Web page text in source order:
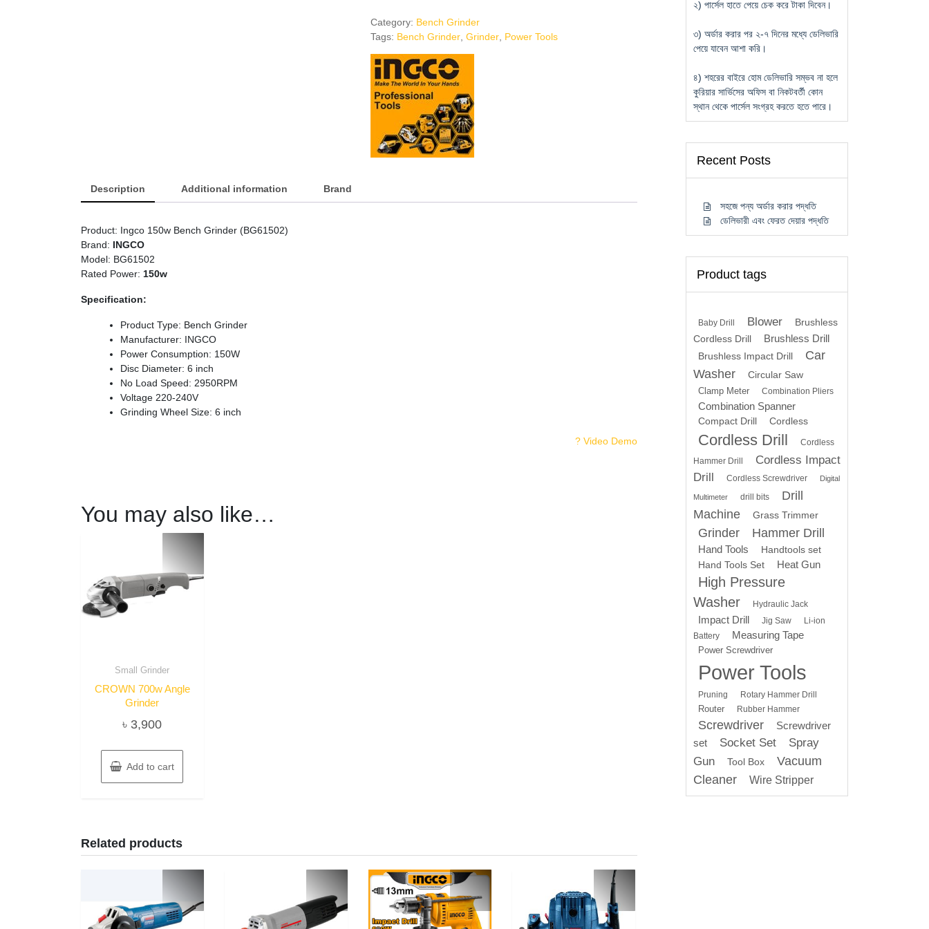
Grinder
quantity
Category: Bench Grinder
Tags: Bench Grinder, Grinder, Power Tools
Description Additional information Brand
Product: Ingco 150w Bench Grinder (BG61502)
Brand: INGCO
Model: BG61502
Rated Power: 150w
Specification:
Product Type: Bench Grinder
Manufacturer: INGCO
Power Consumption: 150W
Disc Diameter: 6 inch
No Load Speed: 2950RPM
Voltage 220-240V
Grinding Wheel Size: 6 inch
? Video Demo
You may also like…
Small Grinder
CROWN 700w Angle
Grinder
৳ 3,900
Add to cart
Related products
২) পার্সেল হাতে পেয়ে চেক করে টাকা দিবেন।
৩) অর্ডার করার পর ২-৭ দিনের মধ্যে ডেলিভারি
পেয়ে যাবেন আশা করি।
৪) শহরের বাইরে হোম ডেলিভারি সম্ভব না হলে
কুরিয়ার সার্ভিসের অফিস বা নিকটবর্তী কোন
স্থান থেকে পার্সেল সংগ্রহ করতে হতে পারে।
Recent Posts
সহজে পন্য অর্ডার করার পদ্ধতি
ডেলিভারী এবং ফেরত দেয়ার পদ্ধতি
Product tags
Baby Drill Blower
Brushless
Cordless Drill
Brushless Drill
Brushless Impact Drill
Car
Washer
Circular Saw
Clamp Meter
Combination Pliers
Combination Spanner
Compact Drill Cordless
Cordless Drill
Cordless
Hammer Drill
Cordless Impact
Drill
Cordless Screwdriver Digital
Multimeter drill bits
Drill
Machine
Grass Trimmer
Grinder Hammer Drill
Hand Tools
Handtools set
Hand Tools Set
Heat Gun
High Pressure
Washer
Hydraulic Jack
Impact Drill Jig Saw
Li-ion
Battery
Measuring Tape
Power Screwdriver
Power Tools
Pruning Rotary Hammer Drill
Router Rubber Hammer
Screwdriver
Screwdriver
set
Socket Set
Spray
Gun
Tool Box
Vacuum
Cleaner
Wire Stripper